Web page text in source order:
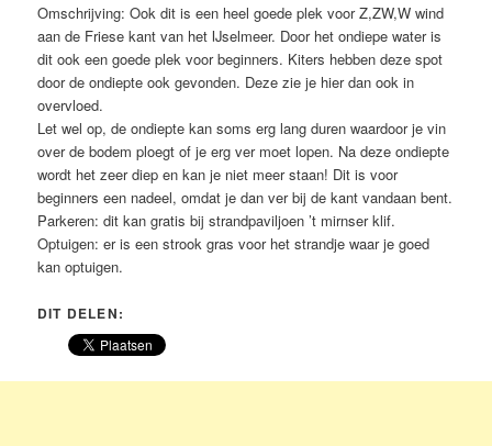
Omschrijving: Ook dit is een heel goede plek voor Z,ZW,W wind
aan de Friese kant van het IJselmeer. Door het ondiepe water is
dit ook een goede plek voor beginners. Kiters hebben deze spot
door de ondiepte ook gevonden. Deze zie je hier dan ook in
overvloed.
Let wel op, de ondiepte kan soms erg lang duren waardoor je vin
over de bodem ploegt of je erg ver moet lopen. Na deze ondiepte
wordt het zeer diep en kan je niet meer staan! Dit is voor
beginners een nadeel, omdat je dan ver bij de kant vandaan bent.
Parkeren: dit kan gratis bij strandpaviljoen ’t mirnser klif.
Optuigen: er is een strook gras voor het strandje waar je goed
kan optuigen.
DIT DELEN: